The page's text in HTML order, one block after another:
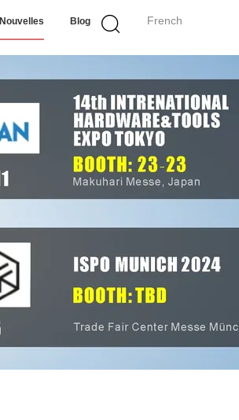
French
Nouvelles Blog